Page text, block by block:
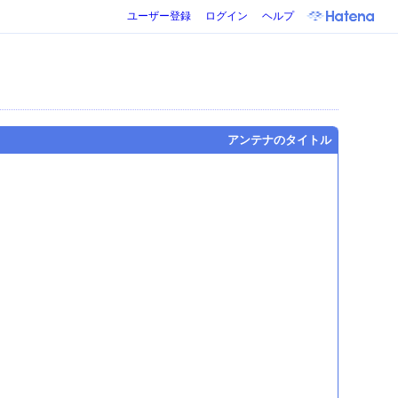
ユーザー登録 ログイン ヘルプ
アンテナのタイトル